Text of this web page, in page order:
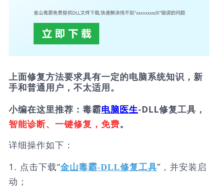
上面修复方法要求具有一定的电脑系统知识，新
手和普通用户，不太适用。
小编在这里推荐：毒霸电脑医生-DLL修复工具，
智能诊断、一键修复，免费。
详细操作如下：
1. 点击下载“金山毒霸-DLL修复工具”，并安装启
动；